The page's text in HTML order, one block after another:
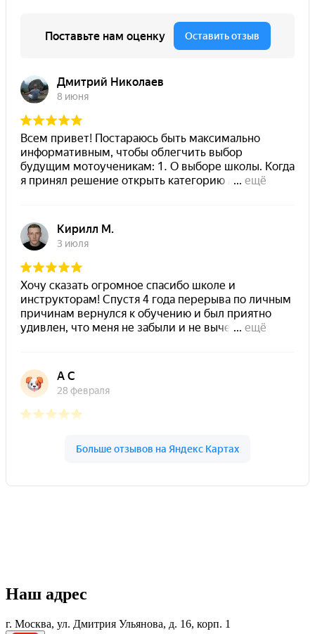
Наш адрес
г. Москва, ул. Дмитрия Ульянова, д. 16, корп. 1